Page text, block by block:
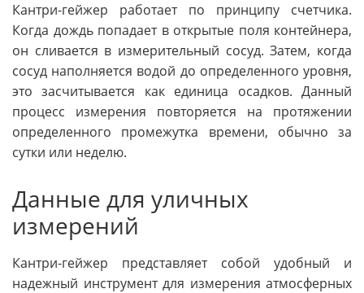
Кантри-гейжер работает по принципу счетчика.
Когда дождь попадает в открытые поля контейнера,
он сливается в измерительный сосуд. Затем, когда
сосуд наполняется водой до определенного уровня,
это засчитывается как единица осадков. Данный
процесс измерения повторяется на протяжении
определенного промежутка времени, обычно за
сутки или неделю.
Данные для уличных
измерений
Кантри-гейжер представляет собой удобный и
надежный инструмент для измерения атмосферных